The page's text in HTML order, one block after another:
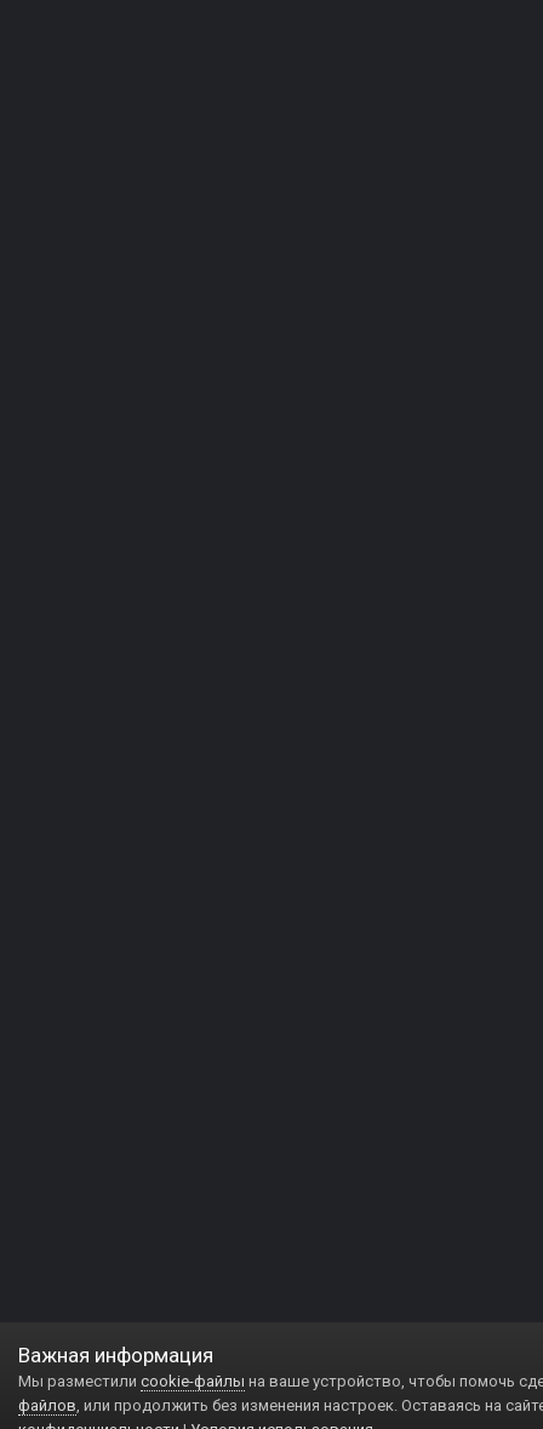
Важная информация
Мы разместили cookie-файлы на ваше устройство, чтобы помочь
файлов, или продолжить без изменения настроек. Оставаясь на